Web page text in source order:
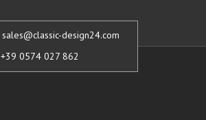
sales@classic-design24.com
+39 0574 027 862